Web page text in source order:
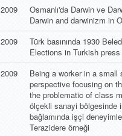
2009
Osmanlı'da Darwin ve
Darwin and darwinizm in
2009
Türk basınında 1930
Elections in Turkish press
2009
Being a worker in a
perspective focusing on
the problematic of class
ölçekli sanayi bölgesinde
bağlamında işçi
Terazidere örneği